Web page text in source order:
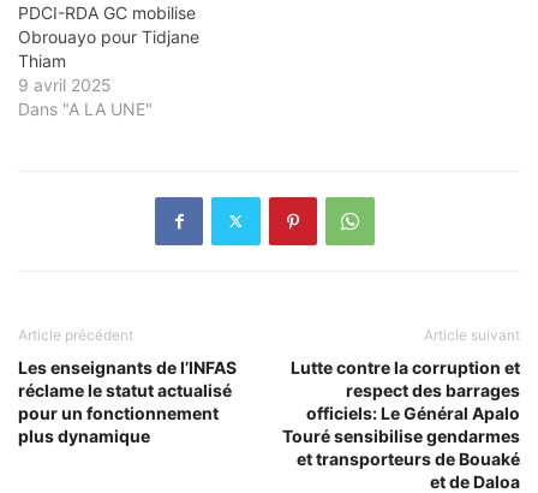
PDCI-RDA GC mobilise
Obrouayo pour Tidjane
Thiam
9 avril 2025
Dans "A LA UNE"
Article précédent
Les enseignants de l’INFAS
réclame le statut actualisé
pour un fonctionnement
plus dynamique
Article suivant
Lutte contre la corruption et
respect des barrages
officiels: Le Général Apalo
Touré sensibilise gendarmes
et transporteurs de Bouaké
et de Daloa